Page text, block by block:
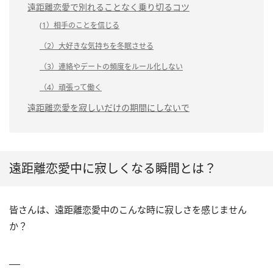
遠距離恋愛で別れることなく乗り切るコツ
(1）相手のことを信じる
（2）大好きな気持ちを冬眠させる
（3）連絡やデートの頻度をルール化しない
（4）頑張って働く
遠距離恋愛を寂しいだけの期間にしないで
遠距離恋愛中に寂しくなる瞬間とは？
皆さんは、遠距離恋愛中のこんな時に寂しさを感じません
か？